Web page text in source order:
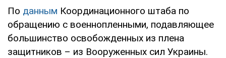
По данным Координационного штаба по
обращению с военнопленными, подавляющее
большинство освобожденных из плена
защитников – из Вооруженных сил Украины.